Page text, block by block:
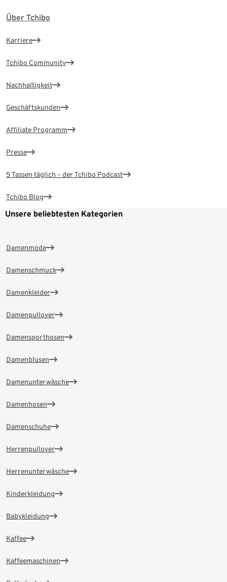
Über Tchibo
Karriere
Tchibo Community
Nachhaltigkeit
Geschäftskunden
Affiliate Programm
Presse
5 Tassen täglich – der Tchibo Podcast
Tchibo Blog
Unsere beliebtesten Kategorien
Damenmode
Damenschmuck
Damenkleider
Damenpullover
Damensporthosen
Damenblusen
Damenunterwäsche
Damenhosen
Damenschuhe
Herrenpullover
Herrenunterwäsche
Kinderkleidung
Babykleidung
Kaffee
Kaffeemaschinen